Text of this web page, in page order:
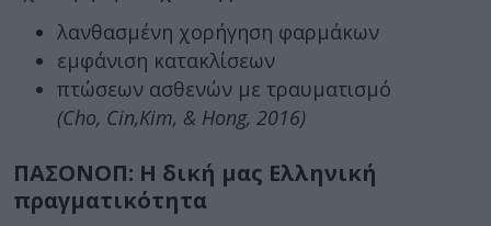
λανθασμένη χορήγηση φαρμάκων
εμφάνιση κατακλίσεων
πτώσεων ασθενών με τραυματισμό
(Cho, Cin,Kim, & Hong, 2016)
ΠΑΣΟΝΟΠ: Η δική μας Ελληνική
πραγματικότητα